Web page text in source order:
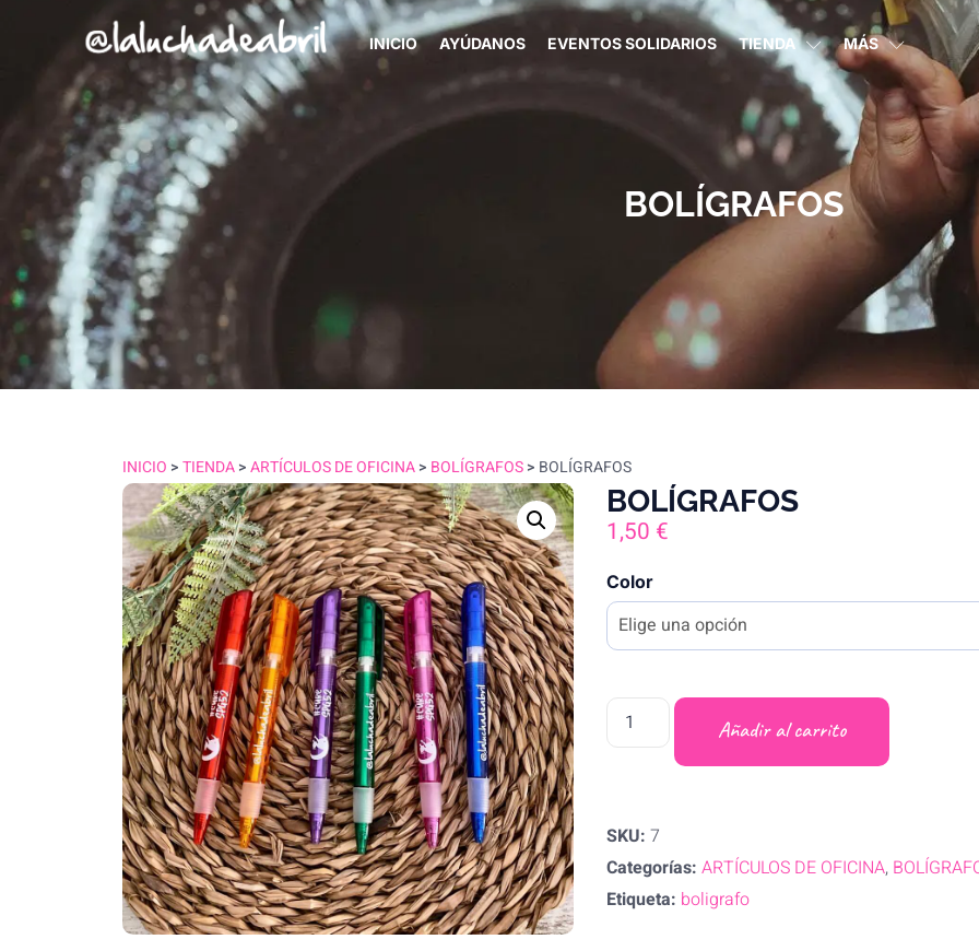
INICIO AYÚDANOS EVENTOS SOLIDARIOS TIENDA MÁS
BOLÍGRAFOS
INICIO >TIENDA>ARTÍCULOS DE OFICINA> BOLÍGRAFOS> BOLÍGRAFOS
BOLÍGRAFOS
1,50 €
Color
Añadir al carrito
SKU:7
Categorías: ARTÍCULOS DE OFICINA,
Etiqueta: boligrafo